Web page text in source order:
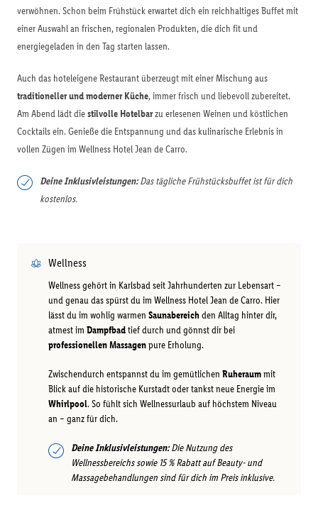
verwöhnen. Schon beim Frühstück erwartet dich ein reichhaltiges Buffet mit
einer Auswahl an frischen, regionalen Produkten, die dich fit und
energiegeladen in den Tag starten lassen.
Auch das hoteleigene Restaurant überzeugt mit einer Mischung aus
traditioneller und moderner Küche, immer frisch und liebevoll zubereitet.
Am Abend lädt diestilvolle Hotelbarzu erlesenen Weinen und köstlichen
Cocktails ein. Genieße die Entspannung und das kulinarische Erlebnis in
vollen Zügen im Wellness Hotel Jean de Carro.
Deine Inklusivleistungen:Das tägliche Frühstücksbuffet ist für dich
kostenlos.
Wellness
Wellness gehört in Karlsbad seit Jahrhunderten zur Lebensart –
und genau das spürst du im Wellness Hotel Jean de Carro. Hier
lässt du im wohlig warmen Saunabereichden Alltag hinter dir,
atmest im Dampfbadtief durch und gönnst dir bei
professionellen Massagenpure Erholung.
Zwischendurch entspannst du im gemütlichen Ruheraummit
Blick auf die historische Kurstadt oder tankst neue Energie im
Whirlpool. So fühlt sich Wellnessurlaub auf höchstem Niveau
an – ganz für dich.
Deine Inklusivleistungen:Die Nutzung des
Wellnessbereichs sowie 15 % Rabatt auf Beauty- und
Massagebehandlungen sind für dich im Preis inklusive.